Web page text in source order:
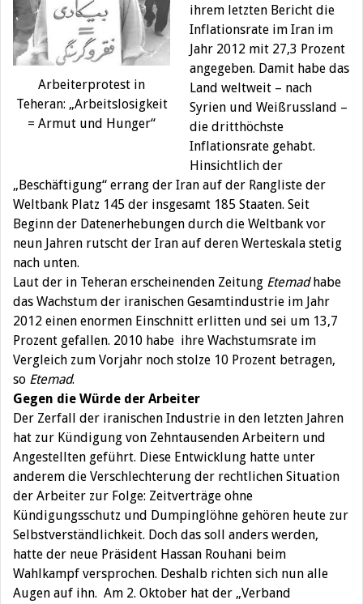
Arbeiterprotest in
Teheran: „Arbeitslosigkeit
= Armut und Hunger“
ihrem letzten Bericht die
Inflationsrate im Iran im
Jahr 2012 mit 27,3 Prozent
angegeben. Damit habe das
Land weltweit – nach
Syrien und Weißrussland –
die dritthöchste
Inflationsrate gehabt.
Hinsichtlich der
„Beschäftigung“ errang der Iran auf der Rangliste der
Weltbank Platz 145 der insgesamt 185 Staaten. Seit
Beginn der Datenerhebungen durch die Weltbank vor
neun Jahren rutscht der Iran auf deren Werteskala stetig
nach unten.
Laut der in Teheran erscheinenden Zeitung Etemadhabe
das Wachstum der iranischen Gesamtindustrie im Jahr
2012 einen enormen Einschnitt erlitten und sei um 13,7
Prozent gefallen. 2010 habe ihre Wachstumsrate im
Vergleich zum Vorjahr noch stolze 10 Prozent betragen,
so Etemad.
Gegen die Würde der Arbeiter
Der Zerfall der iranischen Industrie in den letzten Jahren
hat zur Kündigung von Zehntausenden Arbeitern und
Angestellten geführt. Diese Entwicklung hatte unter
anderem die Verschlechterung der rechtlichen Situation
der Arbeiter zur Folge: Zeitverträge ohne
Kündigungsschutz und Dumpinglöhne gehören heute zur
Selbstverständlichkeit. Doch das soll anders werden,
hatte der neue Präsident Hassan Rouhani beim
Wahlkampf versprochen. Deshalb richten sich nun alle
Augen auf ihn. Am 2. Oktober hat der „Verband